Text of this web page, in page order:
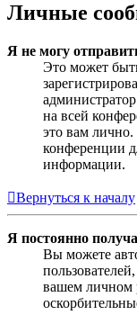
Личные
Я не могу
Это может
на всей
это вам
конференции
информации.
Вернуться к началу
Я постоянно
Вы можете
вашем личном